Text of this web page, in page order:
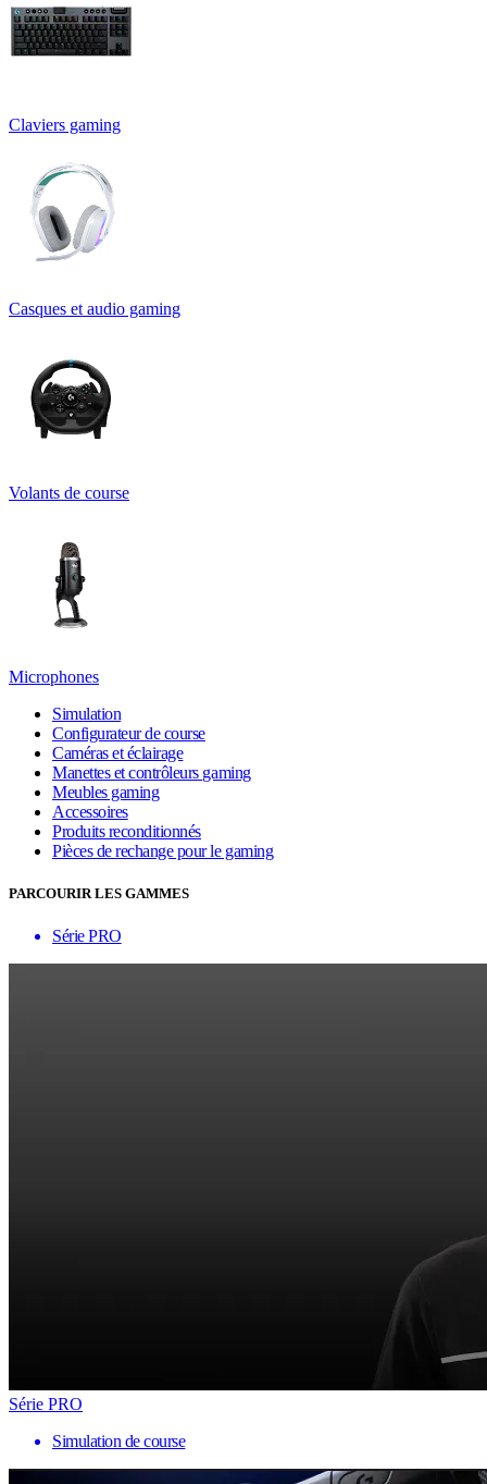
Claviers gaming
Casques et audio gaming
Volants de course
Microphones
Simulation
Configurateur de course
Caméras et éclairage
Manettes et contrôleurs gaming
Meubles gaming
Accessoires
Produits reconditionnés
Pièces de rechange pour le gaming
PARCOURIR LES GAMMES
Série PRO
Série PRO
Simulation de course